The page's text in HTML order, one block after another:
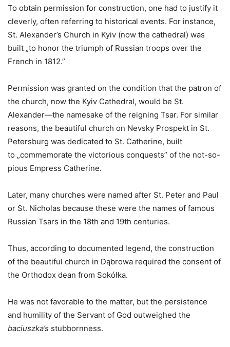
To obtain permission for construction, one had to justify it
cleverly, often referring to historical events. For instance,
St. Alexander’s Church in Kyiv (now the cathedral) was
built „to honor the triumph of Russian troops over the
French in 1812.”
Permission was granted on the condition that the patron of
the church, now the Kyiv Cathedral, would be St.
Alexander—the namesake of the reigning Tsar. For similar
reasons, the beautiful church on Nevsky Prospekt in St.
Petersburg was dedicated to St. Catherine, built
to „commemorate the victorious conquests” of the not-so-
pious Empress Catherine.
Later, many churches were named after St. Peter and Paul
or St. Nicholas because these were the names of famous
Russian Tsars in the 18th and 19th centuries.
Thus, according to documented legend, the construction
of the beautiful church in Dąbrowa required the consent of
the Orthodox dean from Sokółka.
He was not favorable to the matter, but the persistence
and humility of the Servant of God outweighed the
baciuszka’s stubbornness.